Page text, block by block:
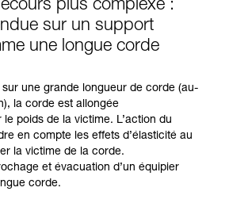
plus complexe :
sur un support
une longue corde
une grande longueur de corde (au-
la corde est allongée
poids de la victime. L’action du
en compte les effets d’élasticité au
la victime de la corde.
et évacuation d’un équipier
corde.